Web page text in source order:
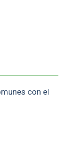
con el